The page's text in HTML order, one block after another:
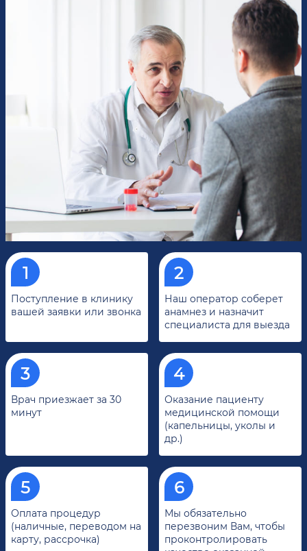
Поступление в клинику
вашей заявки или звонка
Наш оператор соберет
анамнез и назначит
специалиста для выезда
Врач приезжает за 30
минут
Оказание пациенту
медицинской помощи
(капельницы, уколы и
др.)
Оплата процедур
(наличные, переводом на
карту, рассрочка)
Мы обязательно
перезвоним Вам, чтобы
проконтролировать